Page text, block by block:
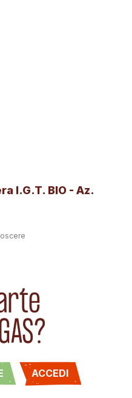
I.G.T. BIO - Az.
ACCEDI